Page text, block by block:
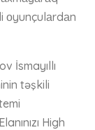
оyunçulаrdаn
İsmayıllı
təşkili
High